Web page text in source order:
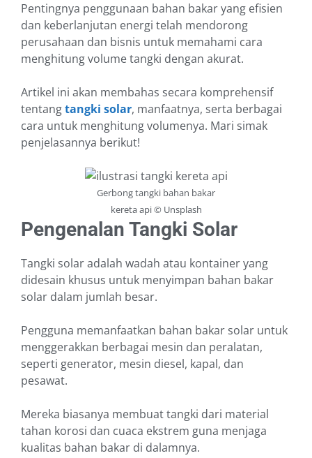
Pentingnya penggunaan bahan bakar yang efisien
dan keberlanjutan energi telah mendorong
perusahaan dan bisnis untuk memahami cara
menghitung volume tangki dengan akurat.
Artikel ini akan membahas secara komprehensif
tentangtangki solar, manfaatnya, serta berbagai
cara untuk menghitung volumenya. Mari simak
penjelasannya berikut!
Gerbong tangki bahan bakar
kereta api © Unsplash
Pengenalan Tangki Solar
Tangki solar adalah wadah atau kontainer yang
didesain khusus untuk menyimpan bahan bakar
solar dalam jumlah besar.
Pengguna memanfaatkan bahan bakar solar untuk
menggerakkan berbagai mesin dan peralatan,
seperti generator, mesin diesel, kapal, dan
pesawat.
Mereka biasanya membuat tangki dari material
tahan korosi dan cuaca ekstrem guna menjaga
kualitas bahan bakar di dalamnya.